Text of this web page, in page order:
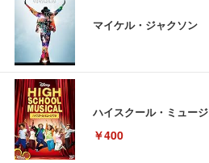
マイケル・ジャクソ
ハイスクール・ミュー
￥400